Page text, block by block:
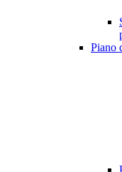
Piano